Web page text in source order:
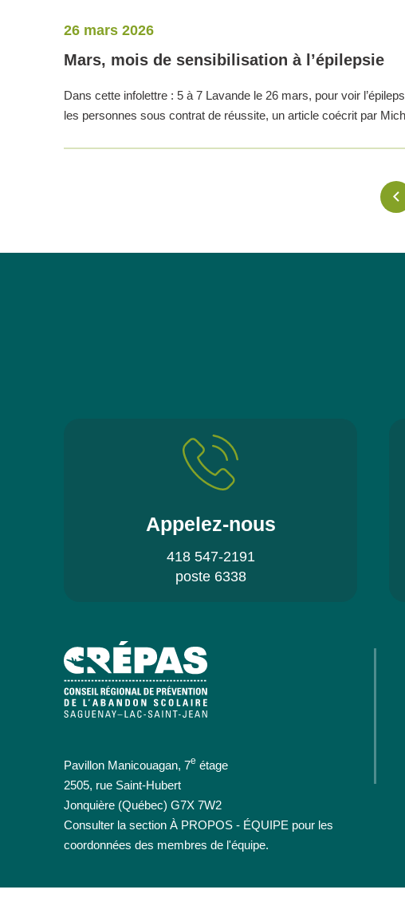
26 mars 2026
Mars, mois de sensibilisation à l’épilepsie
Dans cette infolettre : 5 à 7 Lavande le 26 mars, pour voir
les personnes sous contrat de réussite, un article coécrit par
Appelez-nous
418 547-2191
poste 6338
Pavillon Manicouagan, 7e étage
2505, rue Saint-Hubert
Jonquière (Québec) G7X 7W2
Consulter la section À PROPOS - ÉQUIPE pour les
coordonnées des membres de l'équipe.